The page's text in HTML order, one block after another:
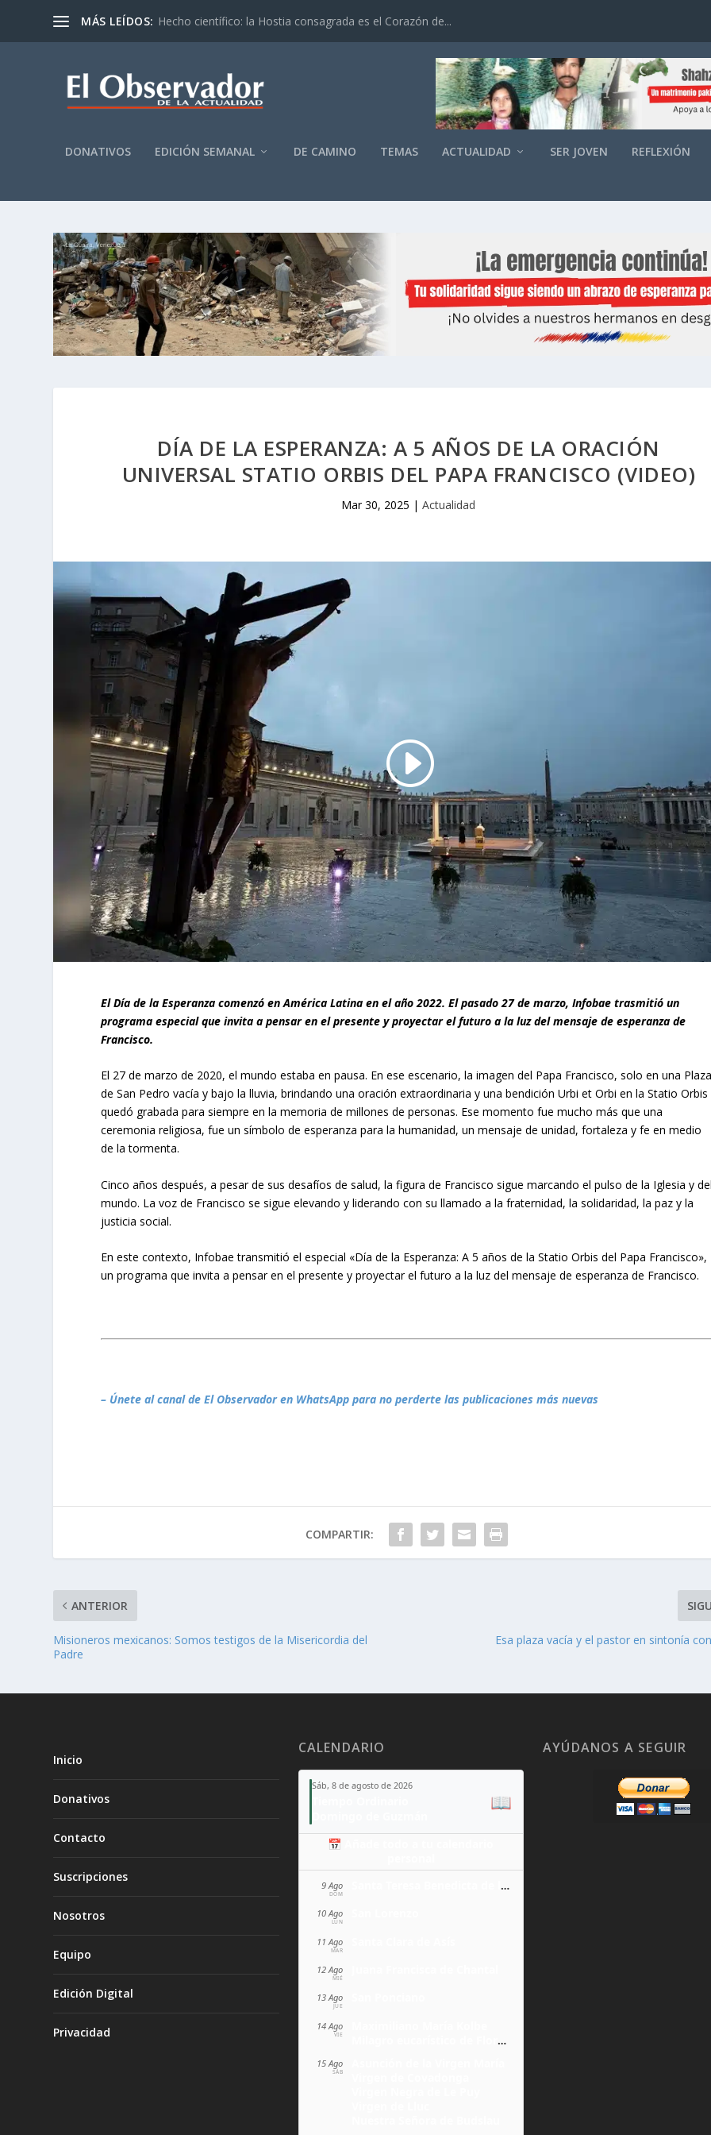
MÁS LEÍDOS: Hecho científico: la Hostia consagrada es el Corazón de...
DONATIVOS EDICIÓN SEMANAL DE CAMINO TEMAS ACTUALIDAD SER JOVEN REFLEXIÓN
DÍA DE LA ESPERANZA: A 5 AÑOS DE LA ORACIÓN
UNIVERSAL STATIO ORBIS DEL PAPA FRANCISCO (VIDEO)
Mar 30, 2025 |Actualidad
El Día de la Esperanza comenzó en América Latina en el año 2022. El pasado 27 de marzo, Infobae trasmitió un
programa especial que invita a pensar en el presente y proyectar el futuro a la luz del mensaje de esperanza de
Francisco.
El 27 de marzo de 2020, el mundo estaba en pausa. En ese escenario, la imagen del Papa Francisco, solo en una
de San Pedro vacía y bajo la lluvia, brindando una oración extraordinaria y una bendiciónUrbi et Orbien laStatio Orbis
quedó grabada para siempre en la memoria de millones de personas. Ese momento fue mucho más que una
ceremonia religiosa, fue un símbolo de esperanza para la humanidad, un mensaje de unidad, fortaleza y fe en medio
de la tormenta.
Cinco años después, a pesar de sus desafíos de salud, la figura de Francisco sigue marcando el pulso de la Iglesia y
mundo. La voz de Francisco se sigue elevando y liderando con su llamado a la fraternidad, la solidaridad, la paz y la
justicia social.
En este contexto, Infobae transmitió el especial «Día de la Esperanza: A 5 años de laStatio Orbis del Papa Francisco»,
un programa que invita a pensar en el presente y proyectar el futuro a la luz del mensaje de esperanza de Francisco.
– Únete al canal de El Observador en WhatsApp para no perderte las publicaciones más nuevas
COMPARTIR:
ANTERIOR
Misioneros mexicanos: Somos testigos de la Misericordia del
Padre
Esa plaza vacía y el pastor en sintonía
Inicio
Donativos
Contacto
Suscripciones
Nosotros
Equipo
Edición Digital
Privacidad
CALENDARIO
Sáb, 8 de agosto de 2026
📖
📅 Añade todo a tu calendario
9 Ago
DOM
Santa Teresa Benedicta de la Cruz
10 Ago
LUN
11 Ago
MAR
12 Ago
MIÉ
13 Ago
JUE
14 Ago
VIE Milagro eucarístico de Florencia
15 Ago
SÁB
AYÚDANOS A SEGUIR